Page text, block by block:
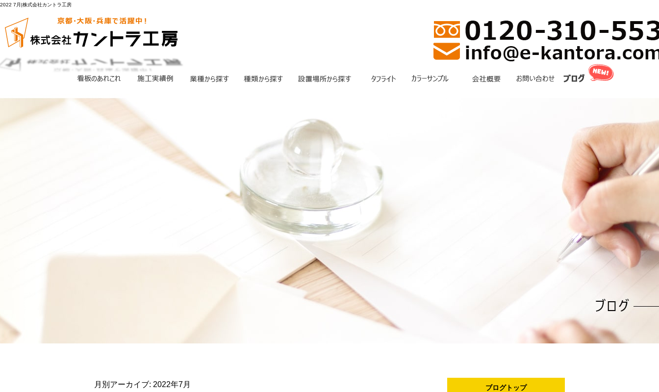
2022 7月|株式会社カントラ工房
月別アーカイブ: 2022年7月 ブログトップ